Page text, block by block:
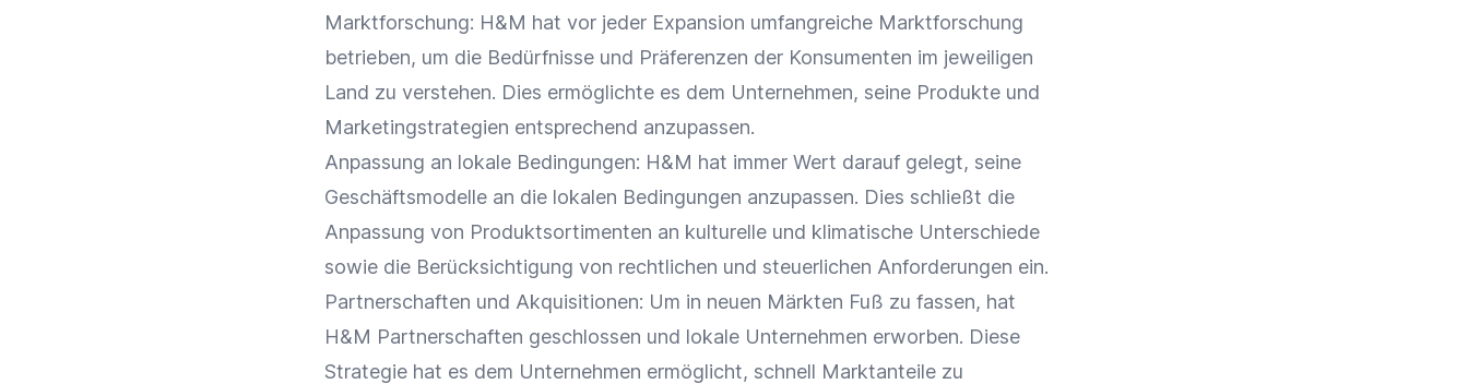
Marktforschung: H&M hat vor jeder Expansion umfangreiche Marktforschung
betrieben, um die Bedürfnisse und Präferenzen der Konsumenten im jeweiligen
Land zu verstehen. Dies ermöglichte es dem Unternehmen, seine Produkte und
Marketingstrategien entsprechend anzupassen.
Anpassung an lokale Bedingungen: H&M hat immer Wert darauf gelegt, seine
Geschäftsmodelle an die lokalen Bedingungen anzupassen. Dies schließt die
Anpassung von Produktsortimenten an kulturelle und klimatische Unterschiede
sowie die Berücksichtigung von rechtlichen und steuerlichen Anforderungen ein.
Partnerschaften und Akquisitionen: Um in neuen Märkten Fuß zu fassen, hat
H&M Partnerschaften geschlossen und lokale Unternehmen erworben. Diese
Strategie hat es dem Unternehmen ermöglicht, schnell Marktanteile zu